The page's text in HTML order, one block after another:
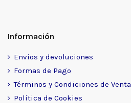
Información
Envíos y devoluciones
Formas de Pago
Términos y Condiciones de Venta
Política de Cookies